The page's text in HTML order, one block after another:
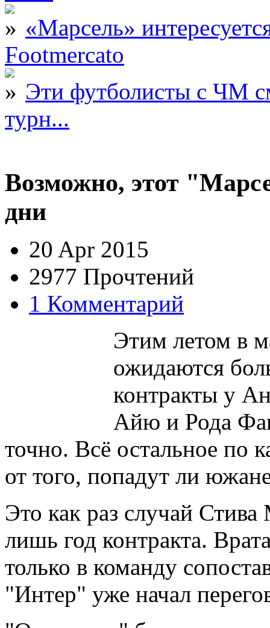
«Марсель»
Footmercato
Эти футболисты с ЧМ
турн...
Возможно, этот
дни
20 Apr 2015
2977 Прочтений
1 Комментарий
Этим летом в
ожидаются
контракты у
Айю и Рода
точно. Всё остальное по
от того, попадут ли
Это как раз случай Стива
лишь год контракта.
только в команду
"Интер" уже начал